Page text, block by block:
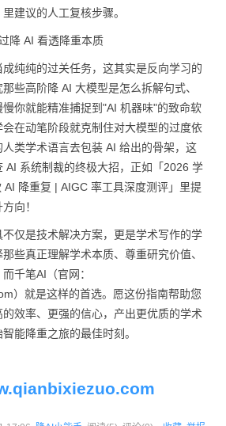
建议的人工复核步骤。
降 AI 看透降重本质
纯纯的过关任务，这其实是反向学习的
些高阶降 AI 大模型是怎么拆解句式、
你就能精准捕捉到"AI 机器味"的致命软
在动笔阶段就克制住对大模型的过度依
类学术语言去包装 AI 给出的骨架，这
AI 系统制裁的终极大招，正如「2026 学
AI 降重复 | AIGC 率工具深度测评」里提
向！
仅是技术解决方案，更是学术写作的学
些真正理解学术本质、尊重研究价值、
千笔AI（官网：
）就是这样的首选。愿这份指南帮助您
效率、更强的信心，产出更优质的学术
能降重之旅的最佳时刻。